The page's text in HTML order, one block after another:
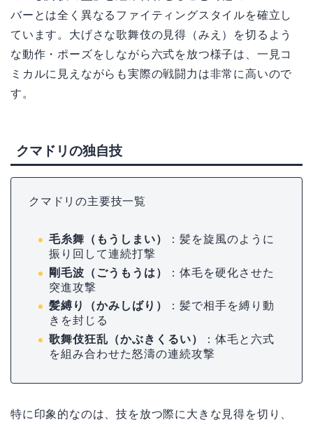
バーとは全く異なるファイティングスタイルを確立し
ています。大げさな歌舞伎の見得（みえ）を切るよう
な動作・ポーズをしながら六式を放つ様子は、一見コ
ミカルに見えながらも実際の戦闘力は非常に高いので
す。
クマドリの独自技
クマドリの主要技一覧
毛糸舞（もうしまい）
：髪を旋風のように
振り回して連続打撃
剛毛波（ごうもうは）
：体毛を硬化させた
突進攻撃
髪縛り（かみしばり）
：髪で相手を縛り動
きを封じる
歌舞伎狂乱（かぶきくるい）
：体毛と六式
を組み合わせた怒濤の連続攻撃
特に印象的なのは、技を放つ際に大きな見得を切り、